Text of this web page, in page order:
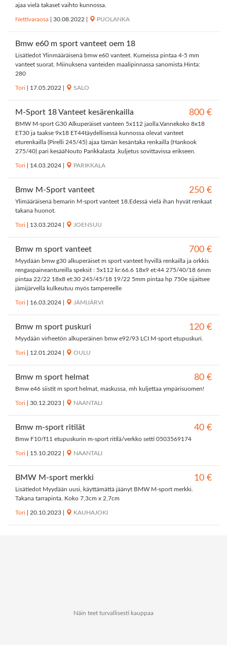
ajaa vielä takaset vaihto kunnossa.
Nettivaraosa 30.08.2022 PUOLANKA
Bmw e60 m sport vanteet oem 18
Lisätiedot Ylinmääräisenä bmw e60 vanteet. Kumeissa pintaa 4-5 mm
vanteet suorat. Miinuksena vanteiden maalipinnassa sanomista.Hinta:
280
Tori 17.05.2022 SALO
M-Sport 18 Vanteet kesärenkailla 800 €
BMW M-sport G30 Alkuperäiset vanteen 5x112 jaolla.Vannekoko 8x18
ET30 ja taakse 9x18 ET44täydellisessä kunnossa olevat vanteet
eturenkailla (Pirelli 245/45) ajaa tämän kesäntaka renkailla (Hankook
275/40) pari kesääNouto Parikkalasta ,kuljetus sovittavissa erikseen.
Tori 14.03.2024 PARIKKALA
Bmw M-Sport vanteet 250 €
Ylimääräisenä bemarin M-sport vanteet 18.Edessä vielä ihan hyvät renkaat
takana huonot.
Tori 13.03.2024 JOENSUU
Bmw m sport vanteet 700 €
Myydään bmw g30 alkuperäiset m sport vanteet hyvillä renkailla ja orkkis
rengaspaineantureilla speksit : 5x112 kr:66.6 18x9 et:44 275/40/18 6mm
pintaa 22/22 18x8 et:30 245/45/18 19/22 5mm pintaa hp 750e sijaitsee
jämijärvellä kulkeutuu myös tampereelle
Tori 16.03.2024 JÄMIJÄRVI
Bmw m sport puskuri 120 €
Myydään virheetön alkuperäinen bmw e92/93 LCI M-sport etupuskuri.
Tori 12.01.2024 OULU
Bmw m sport helmat 80 €
Bmw e46 siistit m sport helmat, maskussa, mh kuljettaa ympärisuomen!
Tori 30.12.2023 NAANTALI
Bmw m-sport ritilät 40 €
Bmw F10/f11 etupuskurin m-sport ritilä/verkko setti 0503569174
Tori 15.10.2022 NAANTALI
BMW M-sport merkki 10 €
Lisätiedot Myydään uusi, käyttämättä jäänyt BMW M-sport merkki.
Takana tarrapinta. Koko 7,3cm x 2,7cm
Tori 20.10.2023 KAUHAJOKI
Näin teet turvallisesti kauppaa